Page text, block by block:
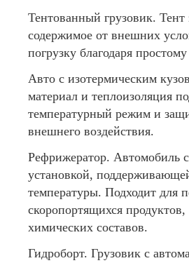
Тентованный грузовик.
содержимое от внешних
погрузку благодаря
Авто с изотермическим
материал и теплоизоляция
температурный режим и
внешнего воздействия.
Рефрижератор. Автомобиль
установкой,
температуры. Подходит для
скоропортящихся
химических составов.
Гидроборт. Грузовик с